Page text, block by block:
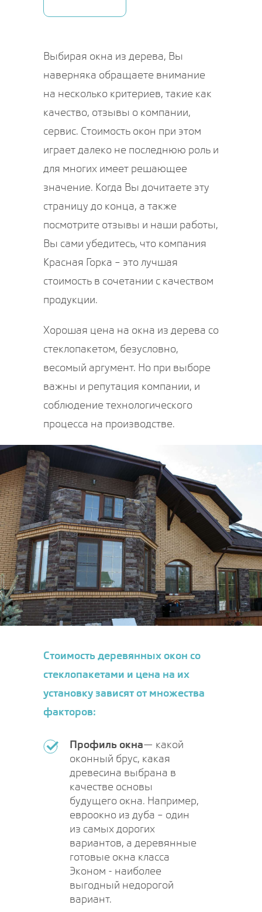
Выбирая окна из дерева, Вы
наверняка обращаете внимание
на несколько критериев, такие как
качество, отзывы о компании,
сервис. Стоимость окон при этом
играет далеко не последнюю роль и
для многих имеет решающее
значение. Когда Вы дочитаете эту
страницу до конца, а также
посмотрите отзывы и наши работы,
Вы сами убедитесь, что компания
Красная Горка – это лучшая
стоимость в сочетании с качеством
продукции.
Хорошая цена на окна из дерева со
стеклопакетом, безусловно,
весомый аргумент. Но при выборе
важны и репутация компании, и
соблюдение технологического
процесса на производстве.
Стоимость деревянных окон со
стеклопакетами и цена на их
установку зависят от множества
факторов:
Профиль окна— какой
оконный брус, какая
древесина выбрана в
качестве основы
будущего окна. Например,
евроокно из дуба – один
из самых дорогих
вариантов, а деревянные
готовые окна класса
Эконом - наиболее
выгодный недорогой
вариант.